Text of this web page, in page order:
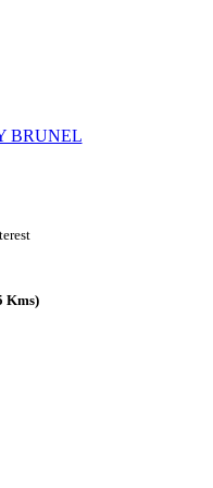
BRUNEL
Kms)